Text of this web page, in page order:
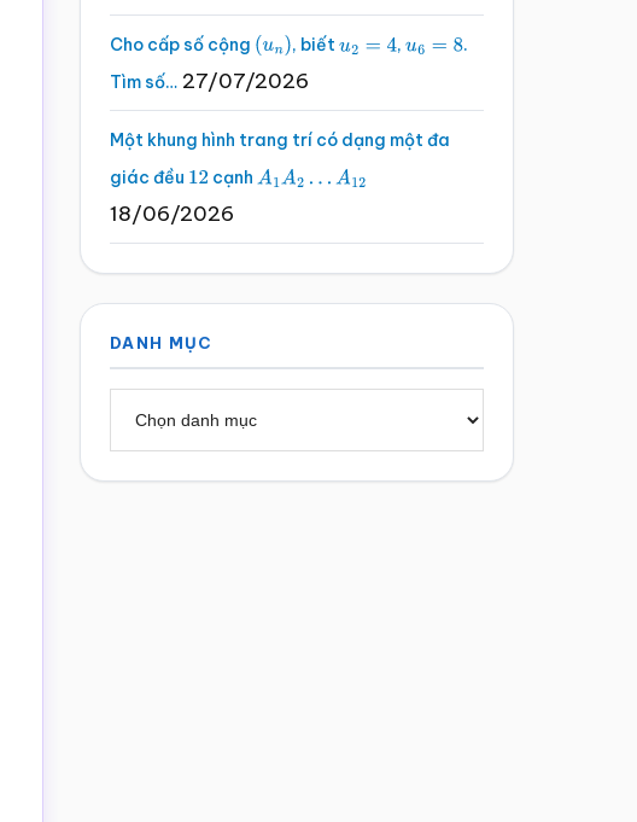
Cho cấp số cộng (un), biếtu2 =4 , u6 =8
.
Tìm số… 27/07/2026
Một khung hình trang trí có dạng một đa
giác đều 12 cạnh A1A2…A 12
18/06/2026
DANH MỤC